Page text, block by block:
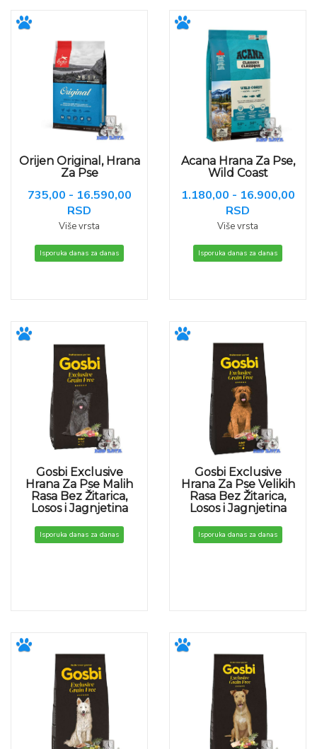
Orijen Original, Hrana
Za Pse
735,00 - 16.590,00
RSD
Više vrsta
Isporuka danas za danas
Acana Hrana Za Pse,
Wild Coast
1.180,00 - 16.900,00
RSD
Više vrsta
Isporuka danas za danas
Gosbi Exclusive
Hrana Za Pse Malih
Rasa Bez Žitarica,
Losos i Jagnjetina
Isporuka danas za danas
Gosbi Exclusive
Hrana Za Pse Velikih
Rasa Bez Žitarica,
Losos i Jagnjetina
Isporuka danas za danas